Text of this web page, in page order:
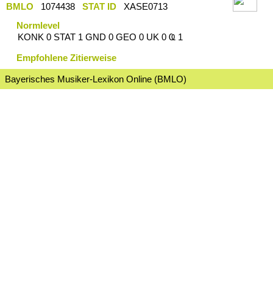
BMLO 1074438 STAT ID
XASE0713
Normlevel
KONK 0 STAT 1 GND 0 GEO 0 UK 0 Ҩ 1
Empfohlene Zitierweise
Bayerisches Musiker-Lexikon Online (BMLO)